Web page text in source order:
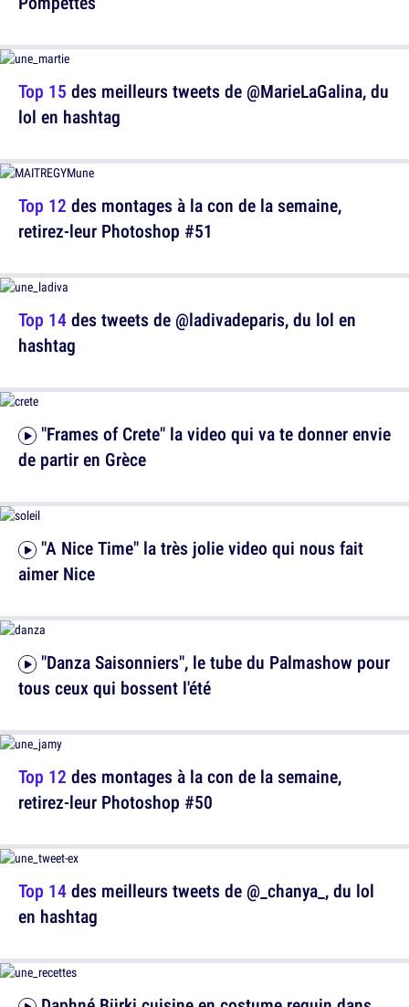
Top 12 des montages à la con de la semaine,
retirez-leur Photoshop #51
de partir en Grèce
tous ceux qui bossent l'été
Top 14des meilleurs tweets de @_chanya_, du lol
en hashtag
Top 15 des meilleurs tweets de @MarieLaGalina, du
lol en hashtag
Top 14des tweets de @ladivadeparis, du lol en
hashtag
aimer Nice
Top 12 des montages à la con de la semaine,
retirez-leur Photoshop #50